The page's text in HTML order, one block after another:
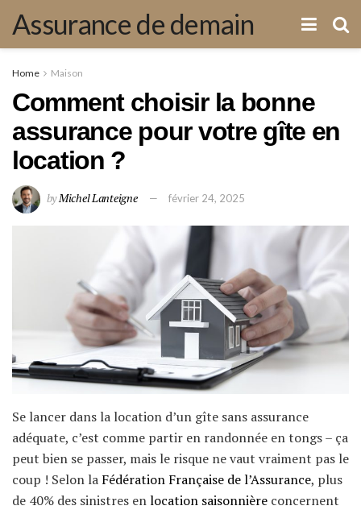
Assurance de demain
Home Maison
Comment choisir la bonne
assurance pour votre gîte en
location ?
byMichel Lanteigne février 24, 2025
Se lancer dans la location d’un gîte sans assurance
adéquate, c’est comme partir en randonnée en tongs – ça
peut bien se passer, mais le risque ne vaut vraiment pas le
coup ! Selon la Fédération Française de l’Assurance, plus
de 40% des sinistres enlocation saisonnière concernent